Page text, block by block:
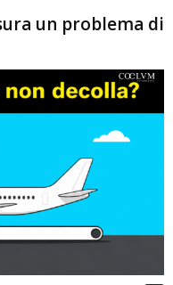
un problema di